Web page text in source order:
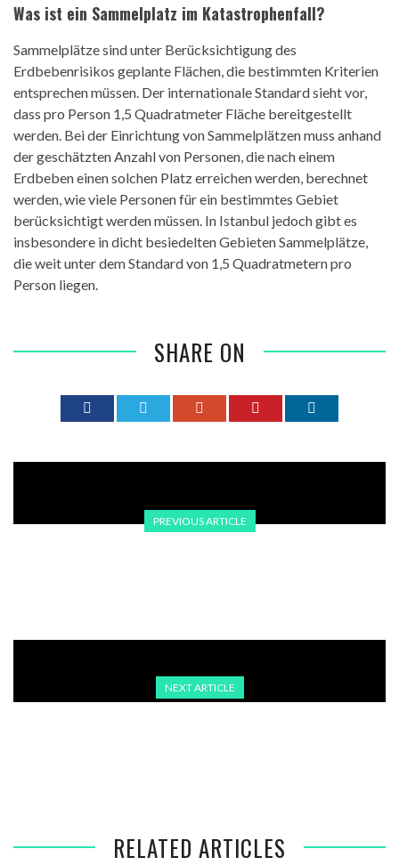
Was ist ein Sammelplatz im Katastrophenfall?
Sammelplätze sind unter Berücksichtigung des
Erdbebenrisikos geplante Flächen, die bestimmten Kriterien
entsprechen müssen. Der internationale Standard sieht vor,
dass pro Person 1,5 Quadratmeter Fläche bereitgestellt
werden. Bei der Einrichtung von Sammelplätzen muss anhand
der geschätzten Anzahl von Personen, die nach einem
Erdbeben einen solchen Platz erreichen werden, berechnet
werden, wie viele Personen für ein bestimmtes Gebiet
berücksichtigt werden müssen. In Istanbul jedoch gibt es
insbesondere in dicht besiedelten Gebieten Sammelplätze,
die weit unter dem Standard von 1,5 Quadratmetern pro
Person liegen.
SHARE ON
PREVIOUS ARTICLE
NEXT ARTICLE
RELATED ARTICLES